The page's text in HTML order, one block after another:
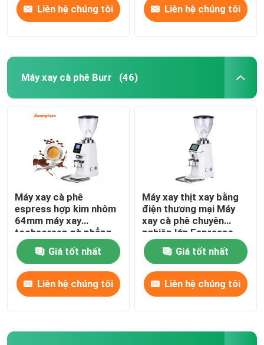
Liên hệ chúng tôi Liên hệ chúng tôi
Máy xay cà phê Burr (46)
Máy xay cà phê
espress hợp kim nhôm
64mm máy xay
tochscreen gờ phẳng
Giá tốt nhất
Liên hệ chúng tôi
Máy xay thịt xay bằng
điện thương mại Máy
xay cà phê chuyên
nghiệp lớn Espresso
Giá tốt nhất
Liên hệ chúng tôi